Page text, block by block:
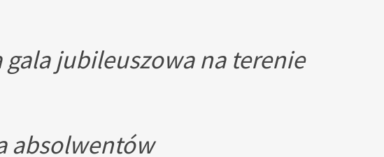
gala jubileuszowa na terenie
absolwentów